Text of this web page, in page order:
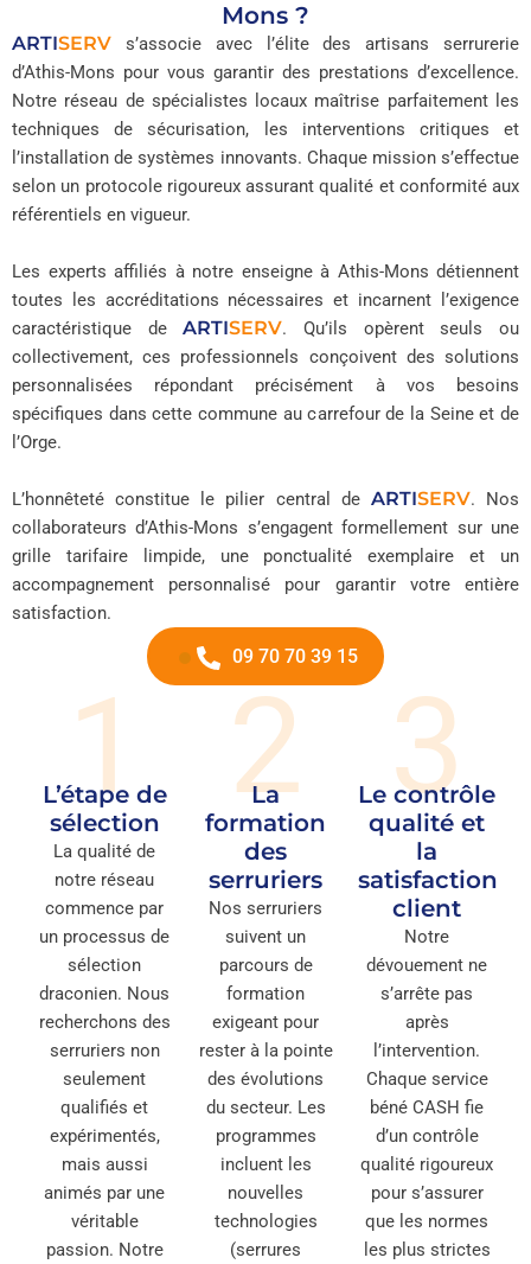
Mons ?
ARTISERV s’associe avec l’élite des artisans serrurerie
d’Athis-Mons pour vous garantir des prestations d’excellence.
Notre réseau de spécialistes locaux maîtrise parfaitement les
techniques de sécurisation, les interventions critiques et
l’installation de systèmes innovants. Chaque mission s’effectue
selon un protocole rigoureux assurant qualité et conformité aux
référentiels en vigueur.
Les experts affiliés à notre enseigne à Athis-Mons détiennent
toutes les accréditations nécessaires et incarnent l’exigence
caractéristique deARTISERV. Qu’ils opèrent seuls ou
collectivement, ces professionnels conçoivent des solutions
personnalisées répondant précisément à vos besoins
spécifiques dans cette commune au carrefour de la Seine et de
l’Orge.
L’honnêteté constitue le pilier central de ARTISERV. Nos
collaborateurs d’Athis-Mons s’engagent formellement sur une
grille tarifaire limpide, une ponctualité exemplaire et un
accompagnement personnalisé pour garantir votre entière
satisfaction.
09 70 70 39 15
1
L’étape de
sélection
La qualité de
notre réseau
commence par
un processus de
sélection
draconien. Nous
recherchons des
serruriers non
seulement
qualifiés et
expérimentés,
mais aussi
animés par une
véritable
passion. Notre
2
La
formation
des
serruriers
Nos serruriers
suivent un
parcours de
formation
exigeant pour
rester à la pointe
des évolutions
du secteur. Les
programmes
incluent les
nouvelles
technologies
(serrures
3
Le contrôle
qualité et
la
satisfaction
client
Notre
dévouement ne
s’arrête pas
après
l’intervention.
Chaque service
béné CASH fie
d’un contrôle
qualité rigoureux
pour s’assurer
que les normes
les plus strictes